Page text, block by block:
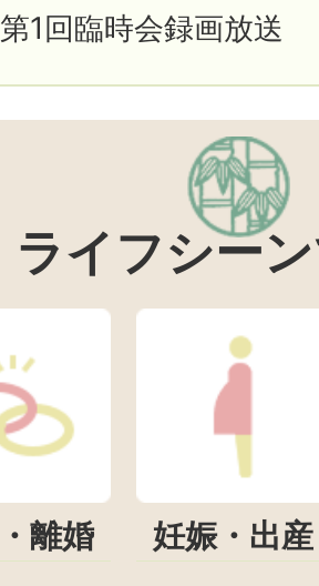
1回臨時会録画放送
ライフシー
離婚 妊娠・出産